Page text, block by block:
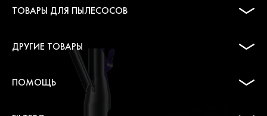
ТОВАРЫ ДЛЯ ПЫЛЕСОСОВ
ДРУГИЕ ТОВАРЫ
ПОМОЩЬ